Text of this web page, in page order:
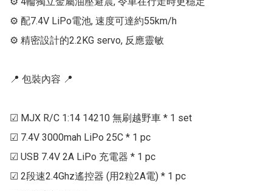
⚙ 配7.4V LiPo電池, 速度可達約55km/h
⚙ 精密設計的2.2KG servo, 反應靈敏
📍 包裝內容 📍
☑ MJX R/C 1:14 14210 無刷越野車 * 1 set
☑ 7.4V 3000mah LiPo 25C * 1 pc
☑ USB 7.4V 2A LiPo 充電器 * 1 pc
☑ 2段速2.4Ghz遙控器 (用2粒2A電) * 1 pc